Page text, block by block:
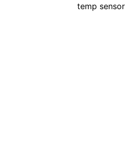
temp sensor